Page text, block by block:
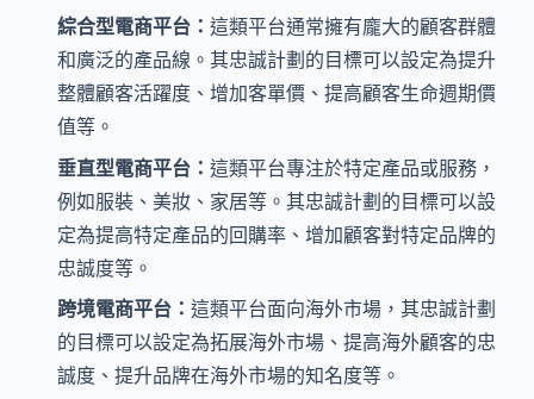
綜合型電商平台： 這類平台通常擁有龐大的顧客群體
和廣泛的產品線。其忠誠計劃的目標可以設定為提升
整體顧客活躍度、增加客單價、提高顧客生命週期價
值等。
垂直型電商平台： 這類平台專注於特定產品或服務，
例如服裝、美妝、家居等。其忠誠計劃的目標可以設
定為提高特定產品的回購率、增加顧客對特定品牌的
忠誠度等。
跨境電商平台： 這類平台面向海外市場，其忠誠計劃
的目標可以設定為拓展海外市場、提高海外顧客的忠
誠度、提升品牌在海外市場的知名度等。